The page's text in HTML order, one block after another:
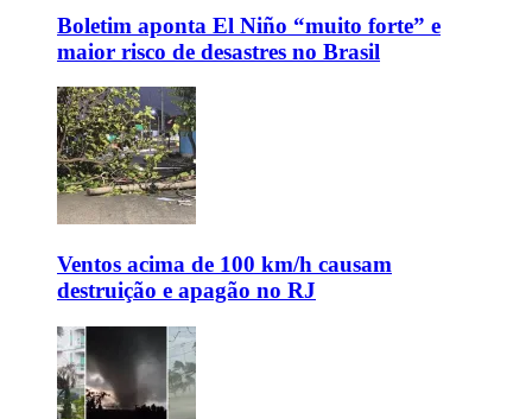
Boletim aponta El Niño “muito forte” e
maior risco de desastres no Brasil
Ventos acima de 100 km/h causam
destruição e apagão no RJ